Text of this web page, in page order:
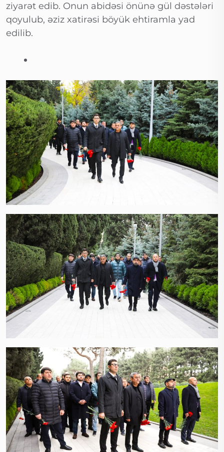
ziyarət edib. Onun abidəsi önünə gül dəstələri
qoyulub, əziz xatirəsi böyük ehtiramla yad
edilib.